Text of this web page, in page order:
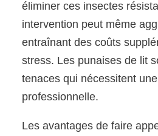
éliminer ces insectes
intervention peut même
entraînant des coûts
stress. Les punaises de lit
tenaces qui nécessitent
professionnelle.
Les avantages de faire